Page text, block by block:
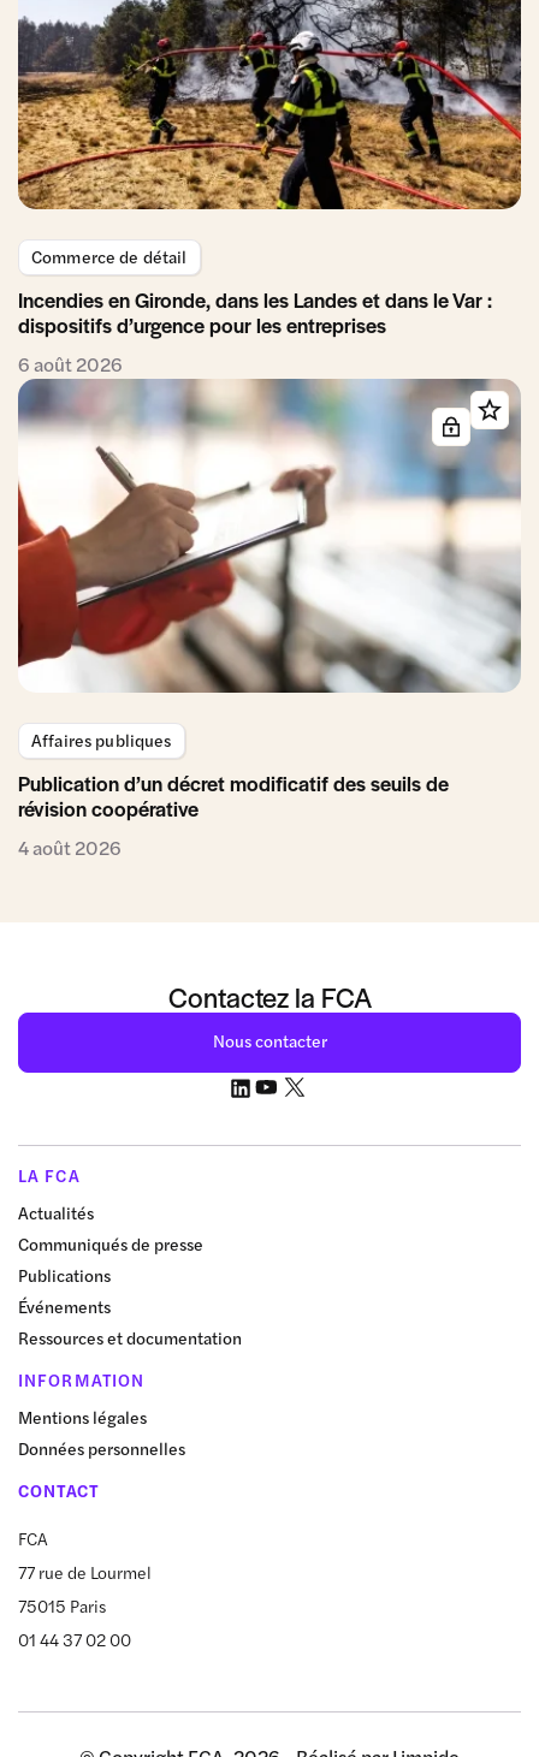
Commerce de détail
Incendies en Gironde, dans les Landes et dans le Var :
dispositifs d’urgence pour les entreprises
6 août 2026
Affaires publiques
Publication d’un décret modificatif des seuils de
révision coopérative
4 août 2026
Contactez la FCA
Nous contacter
LA FCA
Actualités
Communiqués de presse
Publications
Événements
Ressources et documentation
INFORMATION
Mentions légales
Données personnelles
CONTACT
FCA
77 rue de Lourmel
75015 Paris
01 44 37 02 00